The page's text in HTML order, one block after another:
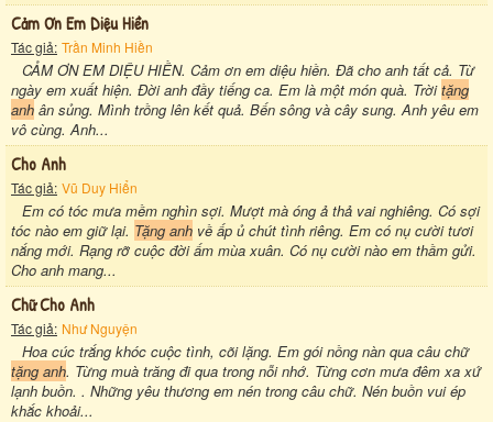
Cảm Ơn Em Diệu Hiền
Tác giả: Trần Minh Hiền
CẢM ƠN EM DIỆU HIỀN. Cảm ơn em diệu hiền. Đã cho anh tất cả. Từ
ngày em xuất hiện. Đời anh đầy tiếng ca. Em là một món quà. Trờitặng
anh ân sủng. Mình trồng lên kết quả. Bến sông và cây sung. Anh yêu em
vô cùng. Anh...
Cho Anh
Tác giả: Vũ Duy Hiển
Em có tóc mưa mềm nghìn sợi. Mượt mà óng ả thả vai nghiêng. Có sợi
tóc nào em giữ lại. Tặng anh về ấp ủ chút tình riêng. Em có nụ cười tươi
nắng mới. Rạng rỡ cuộc đời ấm mùa xuân. Có nụ cười nào em thầm gửi.
Cho anh mang...
Chữ Cho Anh
Tác giả: Như Nguyện
Hoa cúc trắng khóc cuộc tình, cõi lặng. Em gói nồng nàn qua câu chữ
tặng anh. Từng muà trăng đi qua trong nỗi nhớ. Từng cơn mưa đêm xa xứ
lạnh buồn. . Những yêu thương em nén trong câu chữ. Nén buồn vui ép
khắc khoải...